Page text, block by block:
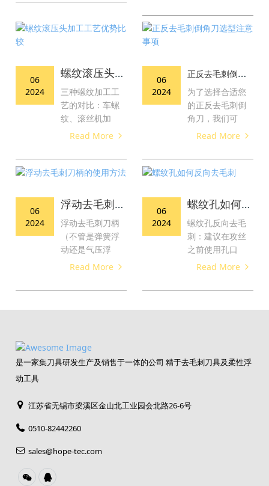
06
2024
螺纹滚压头加工工艺优势比较
三种螺纹加工工
艺的对比：车螺
纹、滚丝机加
Read More
06
2024
正
反去毛刺倒角刀选型注意事项
为了选择合适您
的正反去毛刺倒
角刀，我们可
Read More
06
2024
浮动去毛刺刀柄的使用方法
浮动去毛刺刀柄
（不管是弹簧浮
动还是气压浮
Read More
06
2024
螺纹孔如何反向去毛刺
螺纹孔反向去毛
刺：建议在攻丝
之前使用孔口
Read More
是一家集刀具研发生产及销售于一体的公司 精于去毛刺刀具及柔性浮
动工具
江苏省无锡市梁溪区金山北工业园会北路26-6号
0510-82442260
sales@hope-tec.com